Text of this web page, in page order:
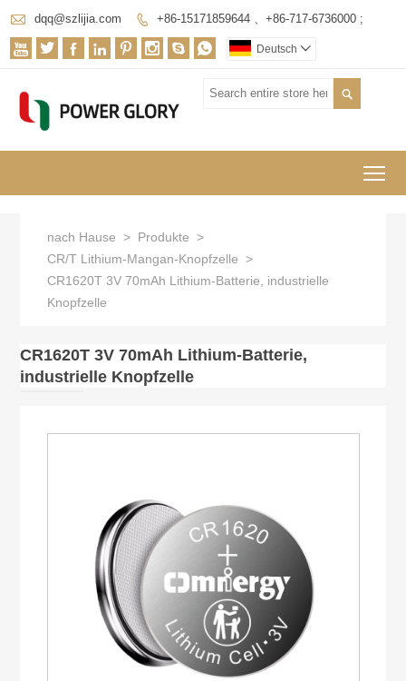
 dqq@szlijia.com  +86-15171859644 、+86-717-6736000 ;
        Deutsch 

nach Hause > Produkte >
CR/T Lithium-Mangan-Knopfzelle >
CR1620T 3V 70mAh Lithium-Batterie, industrielle
Knopfzelle
CR1620T 3V 70mAh Lithium-Batterie,
industrielle Knopfzelle